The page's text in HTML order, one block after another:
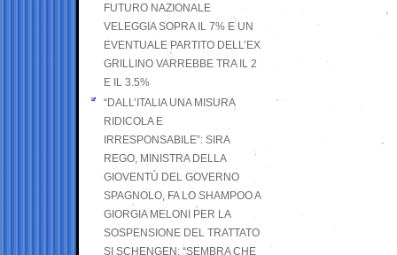
FUTURO NAZIONALE
VELEGGIA SOPRA IL 7% E UN
EVENTUALE PARTITO DELL’EX
GRILLINO VARREBBE TRA IL 2
E IL 3.5%
“DALL’ITALIA UNA MISURA
RIDICOLA E
IRRESPONSABILE”: SIRA
REGO, MINISTRA DELLA
GIOVENTÙ DEL GOVERNO
SPAGNOLO, FA LO SHAMPOO A
GIORGIA MELONI PER LA
SOSPENSIONE DEL TRATTATO
SI SCHENGEN: “SEMBRA CHE